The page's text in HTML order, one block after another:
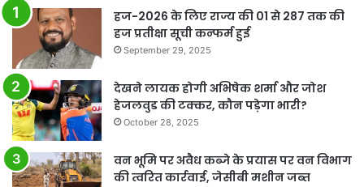
हज-2026 के लिए राज्य की 01 से 287 तक की
हज प्रतीक्षा सूची कन्फर्म हुई
September 29, 2025
देखने लायक होगी अभिषेक शर्मा और जोश
हेजलवुड की टक्कर, कौन पड़ेगा भारी?
October 28, 2025
वन भूमि पर अवैध कब्जे के प्रयास पर वन विभाग
की त्वरित कार्रवाई, जेसीबी मशीन जब्त